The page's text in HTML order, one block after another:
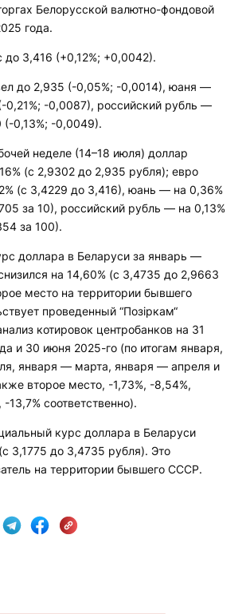
Белорусской валютно-фондовой
года.
до 3,416 (+0,12%; +0,0042).
до 2,935 (-0,05%; -0,0014), юаня —
0,21%; -0,0087), российский рубль —
(-0,13%; -0,0049).
неделе (14–18 июля) доллар
(с 2,9302 до 2,935 рубля); евро
(с 3,4229 до 3,416), юань — на 0,36%
за 10), российский рубль — на 0,13%
за 100).
доллара в Беларуси за январь —
на 14,60% (с 3,4735 до 2,9663
место на территории бывшего
проведенный “Позіркам“
котировок центробанков на 31
и 30 июня 2025-го (по итогам января,
января — марта, января — апреля и
второе место, -1,73%, -8,54%,
-13,7% соответственно).
курс доллара в Беларуси
3,1775 до 3,4735 рубля). Это
на территории бывшего СССР.